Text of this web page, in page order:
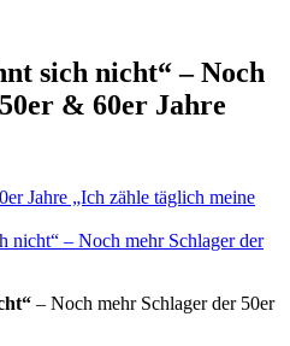
sich nicht“ – Noch
& 60er Jahre
Jahre „Ich zähle täglich meine
nicht“ – Noch mehr Schlager der
– Noch mehr Schlager der 50er